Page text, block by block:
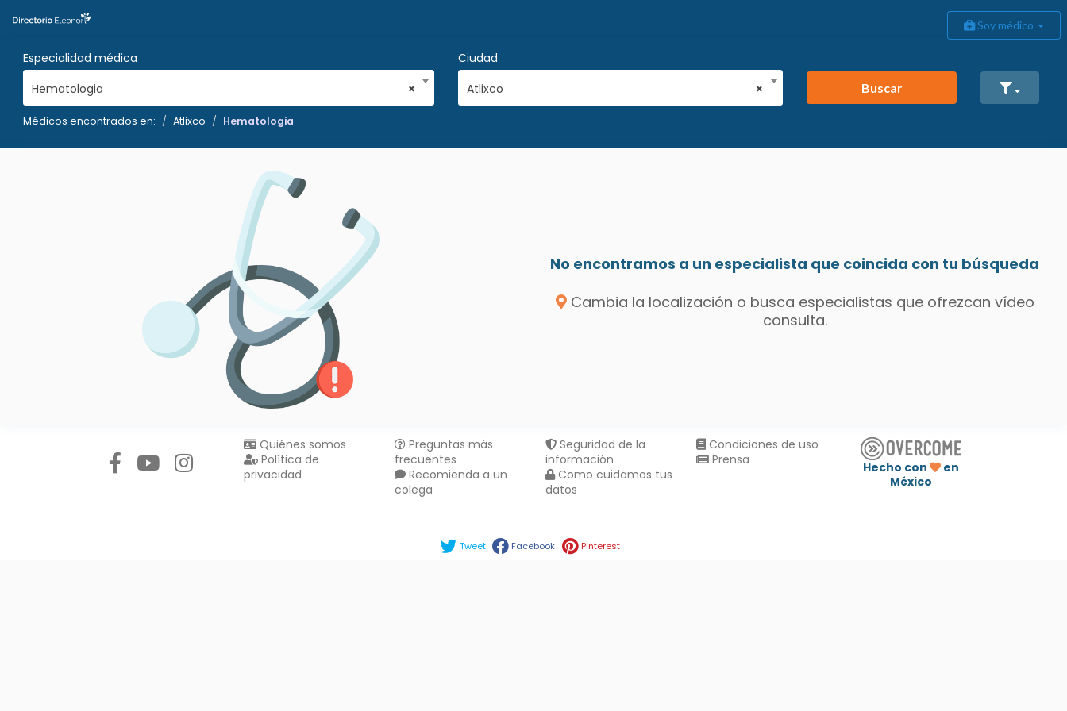
Soy médico
Especialidad médica
×
Hematologia
Ciudad
×
Atlixco Buscar
Médicos encontrados en: Atlixco Hematologia
No encontramos a un especialista que coincida con tu búsqueda
Cambia la localización o busca especialistas que ofrezcan vídeo
consulta.
Quiénes somos
Política de
privacidad
Preguntas más
frecuentes
Recomienda a un
colega
Seguridad de la
información
Como cuidamos tus
datos
Condiciones de uso
Prensa
Hecho con
en
México
Tweet Facebook Pinterest